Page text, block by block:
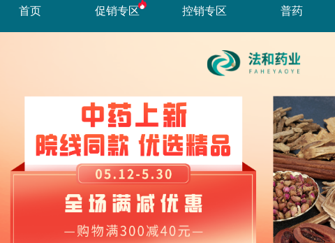
首页 促销专区 控销专区 普药
成都市青羊区光华北五 2026/8/7
2026/8/7
四川省巴中市平昌县板
四川省成都市青白江区
犍为县寿保镇敖家村6